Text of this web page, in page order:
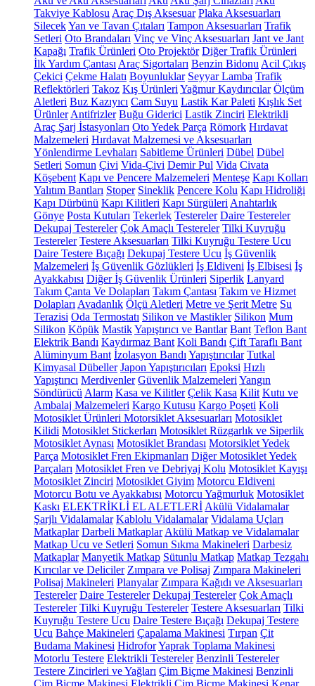
Takviye Kablosu Araç Dış Aksesuar Plaka Aksesuarları
SilecekYan ve Tavan Çıtaları Tampon Aksesuarları Trafik
Setleri Oto Brandaları Vinç ve Vinç Aksesuarları Jant ve Jant
Kapağı Trafik Ürünleri Oto Projektör Diğer Trafik Ürünleri
İlk Yardım Çantası Araç Sigortaları Benzin Bidonu Acil Çıkış
Çekici Çekme Halatı Boyunluklar Seyyar Lamba Trafik
Reflektörleri Takoz Kış Ürünleri Yağmur Kaydırıcılar Ölçüm
Aletleri Buz Kazıyıcı Cam Suyu Lastik Kar Paleti Kışlık Set
Ürünler Antifrizler Buğu Giderici Lastik Zinciri Elektrikli
Araç Şarj İstasyonları Oto Yedek Parça Römork Hırdavat
Malzemeleri Hırdavat Malzemesi ve Aksesuarları
Yönlendirme Levhaları Sabitleme Ürünleri Dübel Dübel
Setleri Somun Çivi Vida-Çivi Demir Pul Vida Civata
Köşebent Kapı ve Pencere Malzemeleri Menteşe Kapı Kolları
Yalıtım Bantları Stoper Sineklik Pencere Kolu Kapı Hidroliği
Kapı Dürbünü Kapı Kilitleri Kapı Sürgüleri Anahtarlık
Gönye Posta Kutuları Tekerlek Testereler Daire Testereler
Dekupaj Testereler Çok Amaçlı Testereler Tilki Kuyruğu
Testereler Testere Aksesuarları Tilki Kuyruğu Testere Ucu
Daire Testere Bıçağı Dekupaj Testere Ucu İş Güvenlik
Malzemeleri İş Güvenlik Gözlükleri İş Eldiveni İş Elbisesi İş
Ayakkabısı Diğer İş Güvenlik Ürünleri Siperlik Lanyard
Takım Çanta Ve Dolapları Takım Çantası Takım ve Hizmet
Dolapları Avadanlık Ölçü Aletleri Metre ve Şerit Metre Su
Terazisi Oda Termostatı Silikon ve Mastikler Silikon Mum
Silikon Köpük MastikYapıştırıcı ve Bantlar Bant Teflon Bant
Elektrik Bandı Kaydırmaz Bant Koli Bandı Çift Taraflı Bant
Alüminyum Bant İzolasyon Bandı Yapıştırıcılar Tutkal
Kimyasal Dübeller Japon Yapıştırıcıları Epoksi Hızlı
Yapıştırıcı Merdivenler Güvenlik Malzemeleri Yangın
Söndürücü Alarm Kasa ve Kilitler Çelik Kasa Kilit Kutu ve
Ambalaj Malzemeleri Kargo Kutusu Kargo Poşeti Koli
Motosiklet Ürünleri Motorsiklet Aksesuarları Motosiklet
Kilidi Motosiklet Stickerları Motosiklet Rüzgarlık ve Siperlik
Motosiklet Aynası Motosiklet Brandası Motorsiklet Yedek
Parça Motosiklet Fren Ekipmanları Diğer Motosiklet Yedek
Parçaları Motosiklet Fren ve Debriyaj Kolu Motosiklet Kayışı
Motosiklet Zinciri Motosiklet Giyim Motorcu Eldiveni
Motorcu Botu ve Ayakkabısı Motorcu Yağmurluk Motosiklet
Kaskı ELEKTRİKLİ EL ALETLERİ Akülü Vidalamalar
Şarjlı Vidalamalar Kablolu Vidalamalar Vidalama Uçları
Matkaplar Darbeli Matkaplar Akülü Matkap ve Vidalamalar
Matkap Ucu ve Setleri Somun Sıkma Makineleri Darbesiz
Matkaplar Manyetik Matkap Sütunlu Matkap Matkap Tezgahı
Kırıcılar ve Deliciler Zımpara ve Polisaj Zımpara Makineleri
Polisaj Makineleri Planyalar Zımpara Kağıdı ve Aksesuarları
Testereler Daire Testereler Dekupaj Testereler Çok Amaçlı
Testereler Tilki Kuyruğu Testereler Testere Aksesuarları Tilki
Kuyruğu Testere Ucu Daire Testere Bıçağı Dekupaj Testere
Ucu Bahçe Makineleri Çapalama Makinesi Tırpan Çit
Budama Makinesi HidroforYaprak Toplama Makinesi
Motorlu Testere Elektrikli Testereler Benzinli Testereler
Testere Zincirleri ve Yağları Çim Biçme Makinesi Benzinli
Çim Biçme Makinesi Elektrikli Çim Biçme Makinesi Kenar